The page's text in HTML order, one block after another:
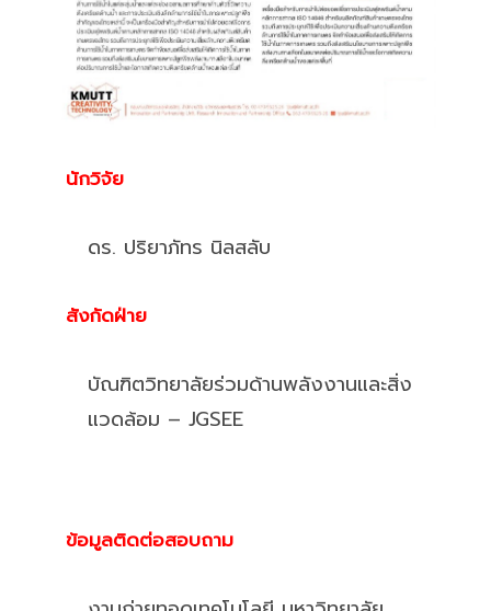
นักวิจัย
ดร. ปริยาภัทร นิลสลับ
สังกัดฝ่าย
บัณฑิตวิทยาลัยร่วมด้านพลังงานและสิ่ง
แวดล้อม – JGSEE
ข้อมูลติดต่อสอบถาม